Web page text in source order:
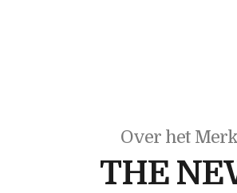
Over het Merk
THE